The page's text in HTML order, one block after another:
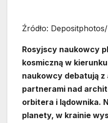
Źródło:
Rosyjscy naukowcy
kosmiczną w
naukowcy debatują z
partnerami nad
orbitera i lądownika.
planety, w krainie